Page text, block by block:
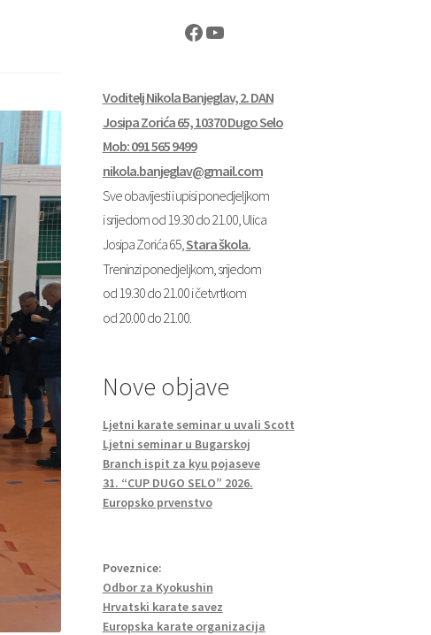
Facebook
YouTube
Voditelj Nikola Banjeglav, 2. DAN
Josipa Zorića 65, 10370 Dugo Selo
Mob: 091 565 9499
nikola.banjeglav@gmail.com
Sve obavijesti i upisi ponedjeljkom
i srijedom od 19.30 do 21.00, Ulica
Josipa Zorića 65, Stara škola.
Treninzi ponedjeljkom, srijedom
od 19.30 do 21.00 i četvrtkom
od 20.00 do 21.00.
Nove objave
Ljetni karate seminar u uvali Scott
Ljetni seminar u Bugarskoj
Branch ispit za kyu pojaseve
31. “CUP DUGO SELO” 2026.
Europsko prvenstvo
Poveznice:
Odbor za Kyokushin
Hrvatski karate savez
Europska karate organizacija